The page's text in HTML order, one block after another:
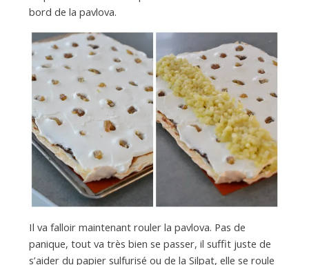
bord de la pavlova.
Il va falloir maintenant rouler la pavlova. Pas de
panique, tout va très bien se passer, il suffit juste de
s’aider du papier sulfurisé ou de la Silpat, elle se roule